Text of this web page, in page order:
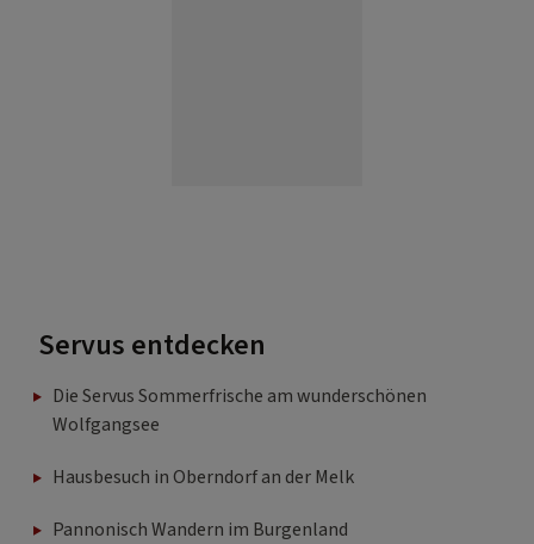
Servus entdecken
Die Servus Sommerfrische am wunderschönen
Wolfgangsee
Hausbesuch in Oberndorf an der Melk
Pannonisch Wandern im Burgenland